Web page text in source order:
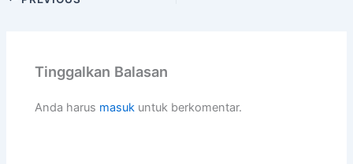
Tinggalkan Balasan
Anda harus masuk untuk berkomentar.